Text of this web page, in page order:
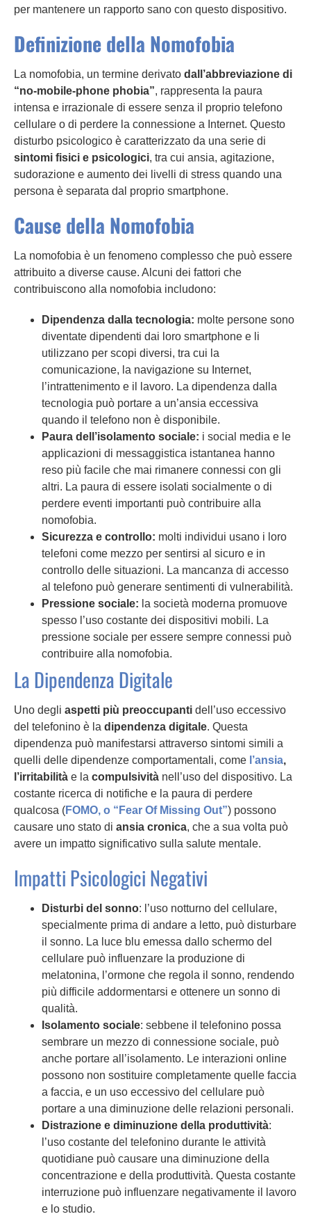
per mantenere un rapporto sano con questo dispositivo.
Definizione della Nomofobia
La nomofobia, un termine derivato dall’abbreviazione di
“no-mobile-phone phobia”, rappresenta la paura
intensa e irrazionale di essere senza il proprio telefono
cellulare o di perdere la connessione a Internet. Questo
disturbo psicologico è caratterizzato da una serie di
sintomi fisici e psicologici, tra cui ansia, agitazione,
sudorazione e aumento dei livelli di stress quando una
persona è separata dal proprio smartphone.
Cause della Nomofobia
La nomofobia è un fenomeno complesso che può essere
attribuito a diverse cause. Alcuni dei fattori che
contribuiscono alla nomofobia includono:
Dipendenza dalla tecnologia: molte persone sono
diventate dipendenti dai loro smartphone e li
utilizzano per scopi diversi, tra cui la
comunicazione, la navigazione su Internet,
l’intrattenimento e il lavoro. La dipendenza dalla
tecnologia può portare a un’ansia eccessiva
quando il telefono non è disponibile.
Paura dell’isolamento sociale: i social media e le
applicazioni di messaggistica istantanea hanno
reso più facile che mai rimanere connessi con gli
altri. La paura di essere isolati socialmente o di
perdere eventi importanti può contribuire alla
nomofobia.
Sicurezza e controllo: molti individui usano i loro
telefoni come mezzo per sentirsi al sicuro e in
controllo delle situazioni. La mancanza di accesso
al telefono può generare sentimenti di vulnerabilità.
Pressione sociale: la società moderna promuove
spesso l’uso costante dei dispositivi mobili. La
pressione sociale per essere sempre connessi può
contribuire alla nomofobia.
La Dipendenza Digitale
Uno degli aspetti più preoccupanti dell’uso eccessivo
del telefonino è la dipendenza digitale. Questa
dipendenza può manifestarsi attraverso sintomi simili a
quelli delle dipendenze comportamentali, come l’ansia,
l’irritabilità e la compulsività nell’uso del dispositivo. La
costante ricerca di notifiche e la paura di perdere
qualcosa (FOMO, o “Fear Of Missing Out”) possono
causare uno stato di ansia cronica, che a sua volta può
avere un impatto significativo sulla salute mentale.
Impatti Psicologici Negativi
Disturbi del sonno: l’uso notturno del cellulare,
specialmente prima di andare a letto, può disturbare
il sonno. La luce blu emessa dallo schermo del
cellulare può influenzare la produzione di
melatonina, l’ormone che regola il sonno, rendendo
più difficile addormentarsi e ottenere un sonno di
qualità.
Isolamento sociale: sebbene il telefonino possa
sembrare un mezzo di connessione sociale, può
anche portare all’isolamento. Le interazioni online
possono non sostituire completamente quelle faccia
a faccia, e un uso eccessivo del cellulare può
portare a una diminuzione delle relazioni personali.
Distrazione e diminuzione della produttività:
l’uso costante del telefonino durante le attività
quotidiane può causare una diminuzione della
concentrazione e della produttività. Questa costante
interruzione può influenzare negativamente il lavoro
e lo studio.